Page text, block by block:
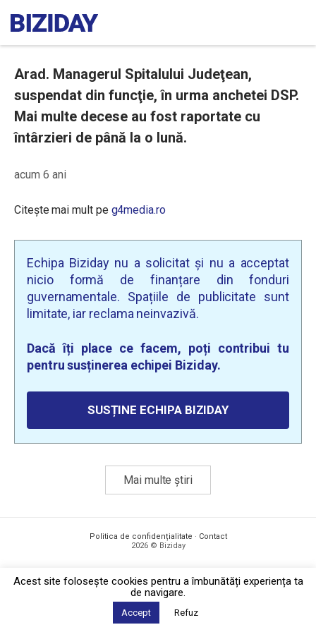
Arad. Managerul Spitalului Judeţean,
suspendat din funcţie, în urma anchetei DSP.
Mai multe decese au fost raportate cu
întârzieri de până la o lună.
acum 6 ani
Citește mai mult pe g4media.ro
Echipa Biziday nu a solicitat și nu a acceptat
nicio formă de finanțare din fonduri
guvernamentale. Spațiile de publicitate sunt
limitate, iar reclama neinvazivă.
Dacă îți place ce facem, poți contribui tu
pentru susținerea echipei Biziday.
SUSȚINE ECHIPA BIZIDAY
Mai multe știri
Politica de confidențialitate · Contact
2026 © Biziday
Acest site foloseşte cookies pentru a îmbunătăți experiența ta
de navigare.
Accept Refuz